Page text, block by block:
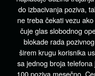
do izbacivanja poziva,
ne treba čekati vezu
čuje glas slobodnog
blokade rada
širem krugu korisnika
sa jednog broja
100 poziva mesečno.